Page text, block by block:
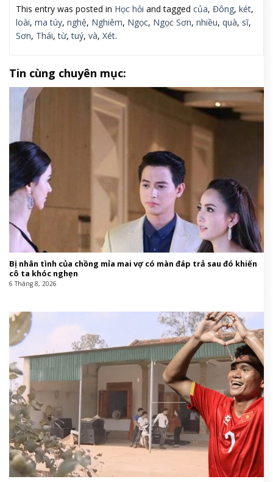
This entry was posted in Học hỏi and tagged của, Đông, két,
loài, ma túy, nghệ, Nghiêm, Ngọc, Ngọc Sơn, nhiều, quà, sĩ,
Sơn, Thái,từ,tuý, và, Xét.
Tin cùng chuyên mục:
Bị nhân tình của chồng mỉa mai vợ có màn đáp trả sau đó khiến
cô ta khóc nghẹn
6 Tháng 8, 2026